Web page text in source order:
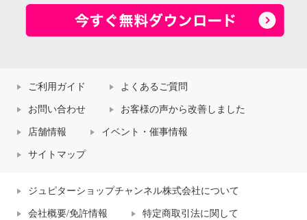
ご利用ガイド よくあるご質問
お問い合わせ お客様の声から改善しました
店舗情報 イベント・催事情報
サイトマップ
ジュピターショップチャンネル株式会社について
会社概要/免許情報 特定商取引法に関して